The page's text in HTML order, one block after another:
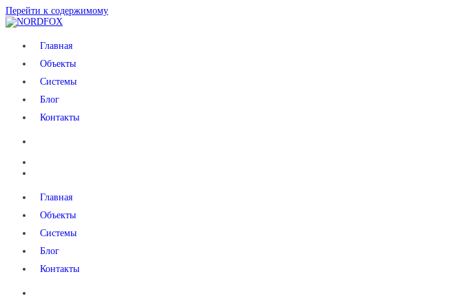
Перейти к содержимому
NORDFOXГлавная
Объекты
Системы
Блог
Контакты
Главная
Объекты
Системы
Блог
Контакты